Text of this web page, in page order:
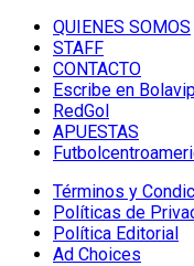
QUIENES SOMOS
STAFF
CONTACTO
Escribe en
RedGol
APUESTAS
Términos y
Políticas de
Política Editorial
Ad Choices